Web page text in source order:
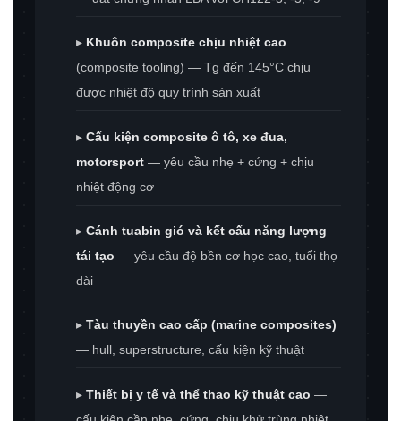
▸ Khuôn composite chịu nhiệt cao
(composite tooling) — Tg đến 145°C chịu
được nhiệt độ quy trình sản xuất
▸Cấu kiện composite ô tô, xe đua,
motorsport — yêu cầu nhẹ + cứng + chịu
nhiệt động cơ
▸Cánh tuabin gió và kết cấu năng lượng
tái tạo — yêu cầu độ bền cơ học cao, tuổi thọ
dài
▸Tàu thuyền cao cấp (marine composites)
— hull, superstructure, cấu kiện kỹ thuật
▸Thiết bị y tế và thể thao kỹ thuật cao —